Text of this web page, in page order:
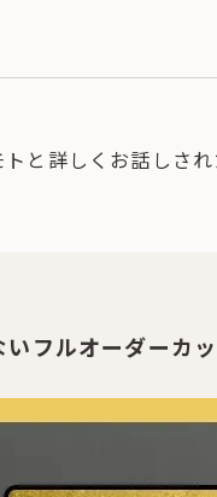
と詳しくお話しさ
いフルオーダーカ